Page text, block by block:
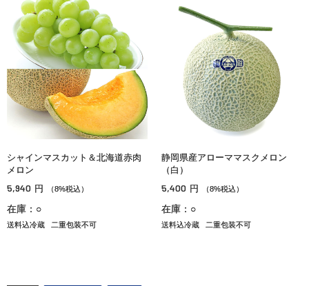
シャインマスカット＆北海道赤肉
メロン
5,940 円 （8%税込）
在庫：○
送料込冷蔵 二重包装不可
静岡県産アローママスクメロン
（白）
5,400 円 （8%税込）
在庫：○
送料込冷蔵 二重包装不可